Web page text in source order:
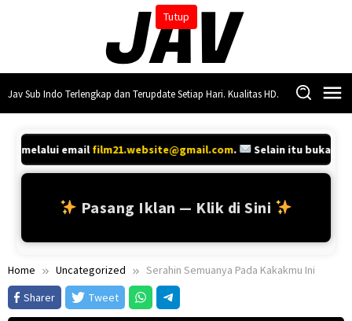
Tutup
Jav Sub Indo Terlengkap dan Terupdate Setiap Hari. Kualitas HD.
melalui emailfilm21.website@gmail.com. Selain itu bukan
Pasang Iklan — Klik di Sini
Home Uncategorized
Serahin Semuanya Pada Kakakmu Ini
Sharer
Tweet